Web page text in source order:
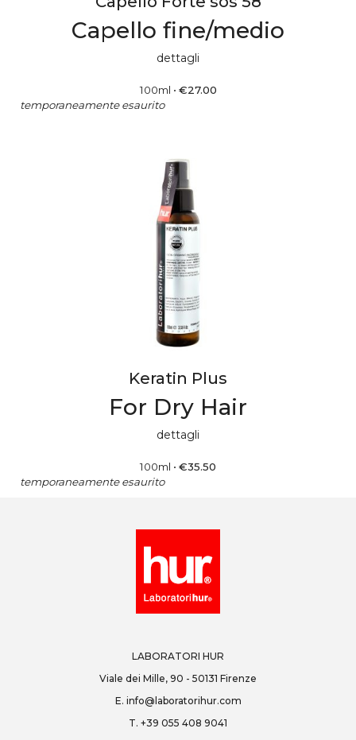
Capello fine/medio
dettagli
100ml • €27.00
temporaneamente esaurito
Keratin Plus
For Dry Hair
dettagli
100ml • €35.50
temporaneamente esaurito
LABORATORI HUR
Viale dei Mille, 90 - 50131 Firenze
E. info@laboratorihur.com
T. +39 055 408 9041